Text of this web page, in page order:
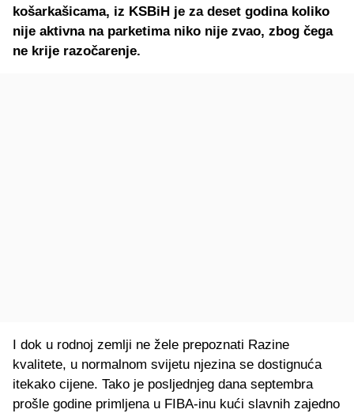
košarkašicama, iz KSBiH je za deset godina koliko
nije aktivna na parketima niko nije zvao, zbog čega
ne krije razočarenje.
I dok u rodnoj zemlji ne žele prepoznati Razine
kvalitete, u normalnom svijetu njezina se dostignuća
itekako cijene. Tako je posljednjeg dana septembra
prošle godine primljena u FIBA-inu kući slavnih zajedno